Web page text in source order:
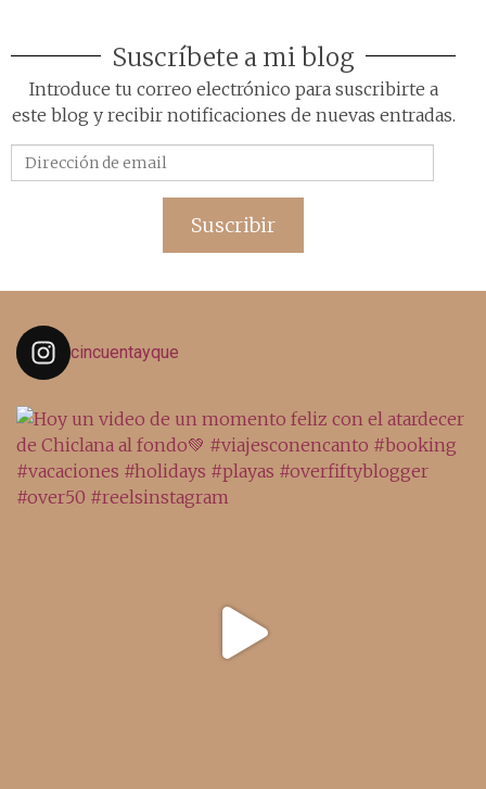
Suscríbete a mi blog
Introduce tu correo electrónico para suscribirte a
este blog y recibir notificaciones de nuevas entradas.
de
Suscribir
cincuentayque